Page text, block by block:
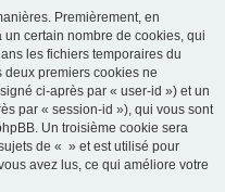
Premièrement, en
certain nombre de cookies, qui
les fichiers temporaires du
deux premiers cookies ne
ci-après par « user-id ») et un
par « session-id »), qui vous sont
Un troisième cookie sera
de « » et est utilisé pour
avez lus, ce qui améliore votre